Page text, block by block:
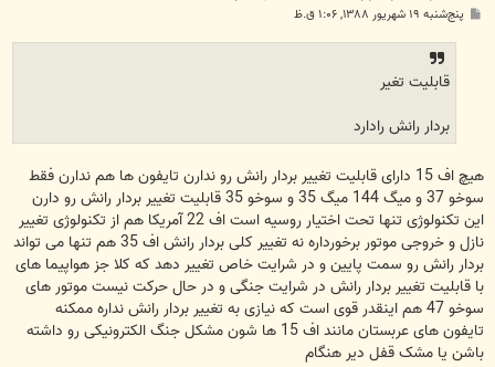
س
پنج‌شنبه ۱۹ شهریور ۱۳۸۸, ۱:۰۶ ق.ظ
قابلیت تغیر
بردار رانش رادارد
هیچ اف 15 دارای قابلیت تغییر بردار رانش رو ندارن تایفون ها هم ندارن فقط
سوخو 37 و میگ 144 میگ 35 و سوخو 35 قابلیت تغییر بردار رانش رو دارن
این تکنولوژی تنها تحت اختیار روسیه است اف 22 آمریکا هم از تکنولوژی تغییر
نازل و خروجی موتور برخورداره نه تغییر کلی بردار رانش اف 35 هم تنها می تواند
بردار رانش رو سمت پایین و در شرایت خاص تغییر دهد که کلا جز هواپیما های
با قابلیت تغییر بردار رانش در شرایت جنگی و در حال حرکت نیست موتور های
سوخو 47 هم اینقدر قوی است که نیازی به تغییر بردار رانش نداره ممکنه
تایفون های عربستان مانند اف 15 ها شون مشکل جنگ الکترونیکی رو داشته
باشن یا مشک قفل دیر هنگام